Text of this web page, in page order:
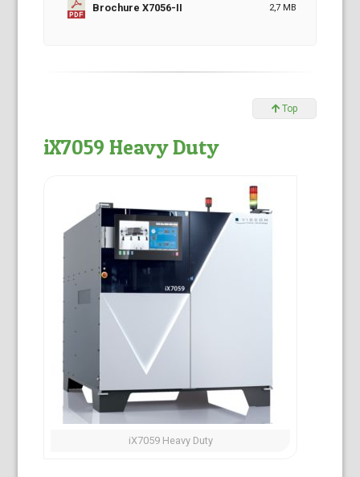
Brochure X7056-II 2,7 MB
Top
iX7059 Heavy Duty
iX7059 Heavy Duty